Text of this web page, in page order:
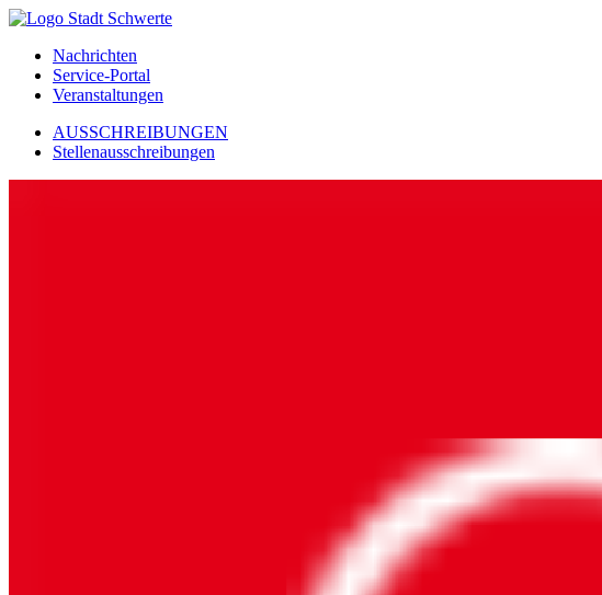
Nachrichten
Service-Portal
Veranstaltungen
AUSSCHREIBUNGEN
Stellenausschreibungen